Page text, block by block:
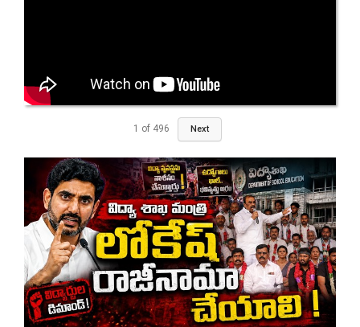
1 of 496 Next